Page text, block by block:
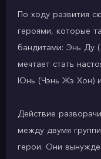
По ходу развития
героями, которые
бандитами: Энь Ду
мечтает стать
Юнь (Чэнь Жэ Хон)
Действие
между двумя
герои. Они